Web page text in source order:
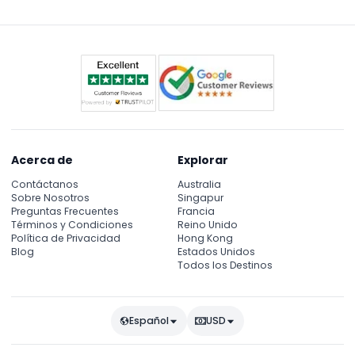
Acerca de
Contáctanos
Sobre Nosotros
Preguntas Frecuentes
Términos y Condiciones
Política de Privacidad
Blog
Explorar
Australia
Singapur
Francia
Reino Unido
Hong Kong
Estados Unidos
Todos los Destinos
Español USD